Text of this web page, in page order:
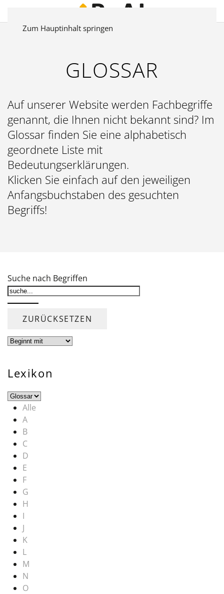
Zum Hauptinhalt springen
GLOSSAR
Auf unserer Website werden Fachbegriffe
genannt, die Ihnen nicht bekannt sind? Im
Glossar finden Sie eine alphabetisch
geordnete Liste mit
Bedeutungserklärungen.
Klicken Sie einfach auf den jeweiligen
Anfangsbuchstaben des gesuchten
Begriffs!
Suche nach Begriffen
Lexikon
Alle
A
B
C
D
E
F
G
H
I
J
K
L
M
N
O